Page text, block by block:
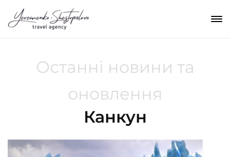
Останні новини та
оновлення
Канкун